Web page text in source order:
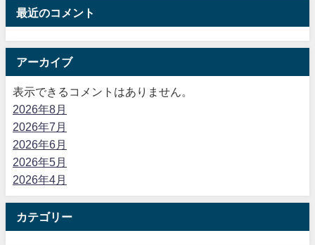
最近のコメント
アーカイブ
表示できるコメントはありません。
2026年8月
2026年7月
2026年6月
2026年5月
2026年4月
カテゴリー